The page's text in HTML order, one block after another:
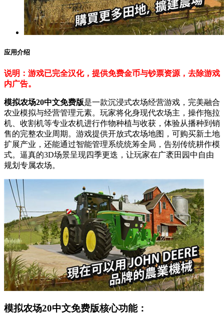
应用介绍
说明：游戏已完全汉化，提供免费金币与钞票资源，去除游戏
内广告。
模拟农场20中文免费版是一款沉浸式农场经营游戏，完美融合
农业模拟与经营管理元素。玩家将化身现代农场主，操作拖拉
机、收割机等专业农机进行作物种植与收获，体验从播种到销
售的完整农业周期。游戏提供开放式农场地图，可购买新土地
扩展产业，还能通过智能管理系统统筹全局，告别传统耕作模
式。逼真的3D场景呈现四季更迭，让玩家在广袤田园中自由
规划专属农场。
模拟农场20中文免费版核心功能：